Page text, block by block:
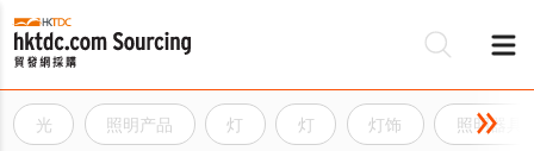
光 照明产品 灯 灯 灯饰 照明器具